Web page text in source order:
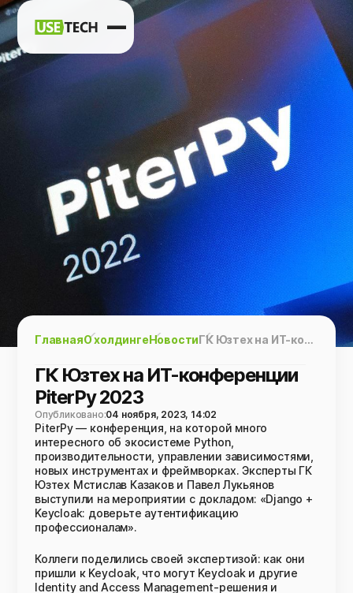
h vk tg
ГлавнаяО холдингеНовости ГК Юзтех на ИТ-конференции PiterPy 2023
ГК Юзтех на ИТ-конференции
PiterPy 2023
Опубликовано:04 ноября, 2023, 14:02
PiterPy — конференция, на которой много
интересного об экосистеме Python,
производительности, управлении зависимостями,
новых инструментах и фреймворках. Эксперты ГК
Юзтех Мстислав Казаков и Павел Лукьянов
выступили на мероприятии с докладом: «Django +
Keycloak: доверьте аутентификацию
профессионалам».
Коллеги поделились своей экспертизой: как они
пришли к Keycloak, что могут Keycloak и другие
Identity and Access Management-решения и